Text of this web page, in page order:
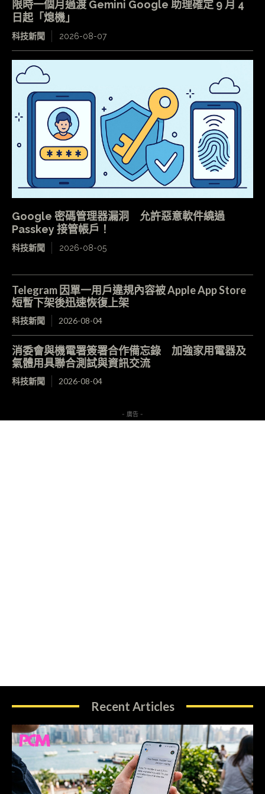
限時一個月過渡 Gemini Google 助理確定 9 月 4
日起「熄機」
科技新聞 2026-08-07
Google 密碼管理器漏洞 允許惡意軟件繞過
Passkey 接管帳戶！
科技新聞 2026-08-05
Telegram 因單一用戶違規內容被 Apple App Store
短暫下架後迅速恢復上架
科技新聞 2026-08-04
消委會與機電署簽署合作備忘錄 加強家用電器及
氣體用具聯合測試與資訊交流
科技新聞 2026-08-04
- 廣告 -
Recent Articles